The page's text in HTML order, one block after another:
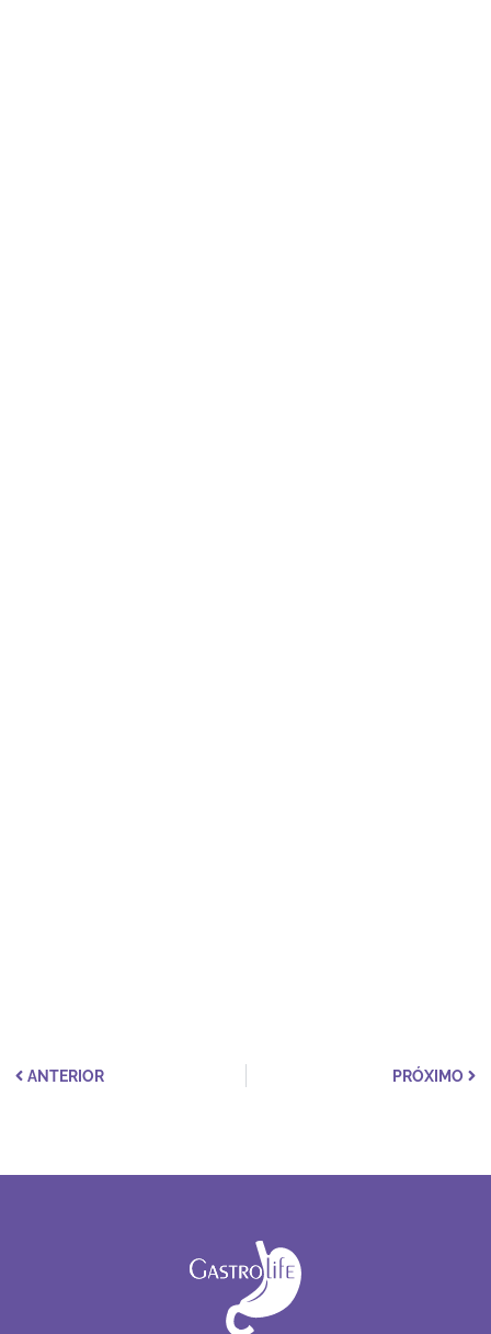
ANTERIOR PRÓXIMO